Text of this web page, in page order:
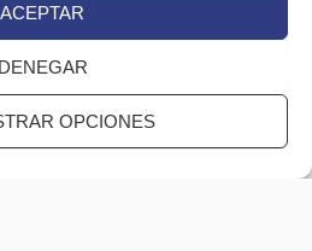
ACEPTAR
DENEGAR
OPCIONES